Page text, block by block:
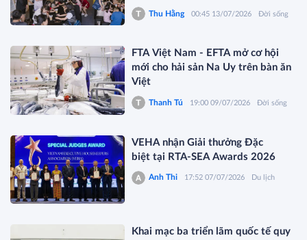
Thu Hằng 00:45 13/07/2026 Đời sống
FTA Việt Nam - EFTA mở cơ hội
mới cho hải sản Na Uy trên bàn ăn
Việt
Thanh Tú 19:00 09/07/2026 Đời sống
VEHA nhận Giải thưởng Đặc
biệt tại RTA-SEA Awards 2026
Anh Thi 17:52 07/07/2026 Du lịch
Khai mạc ba triển lãm quốc tế quy